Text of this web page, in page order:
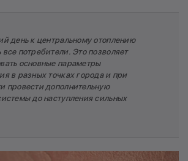
день к центральному отоплению
потребители. Это позволяет
основные параметры
в разных точках города и при
провести дополнительную
до наступления сильных